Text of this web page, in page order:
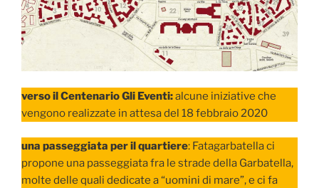
verso il Centenario Gli Eventi:alcune iniziative che
vengono realizzate in attesa del 18 febbraio 2020
una passeggiata per il quartiere: Fatagarbatella ci
propone una passeggiata fra le strade della Garbatella,
molte delle quali dedicate a “uomini di mare”, e ci fa